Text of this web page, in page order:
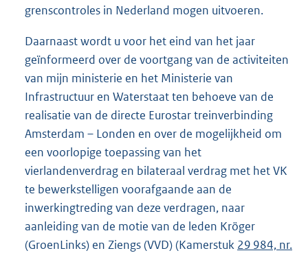
grenscontroles in Nederland mogen uitvoeren.
Daarnaast wordt u voor het eind van het jaar
geïnformeerd over de voortgang van de activiteiten
van mijn ministerie en het Ministerie van
Infrastructuur en Waterstaat ten behoeve van de
realisatie van de directe Eurostar treinverbinding
Amsterdam – Londen en over de mogelijkheid om
een voorlopige toepassing van het
vierlandenverdrag en bilateraal verdrag met het VK
te bewerkstelligen voorafgaande aan de
inwerkingtreding van deze verdragen, naar
aanleiding van de motie van de leden Kröger
(GroenLinks) en Ziengs (VVD) (Kamerstuk 29 984, nr.